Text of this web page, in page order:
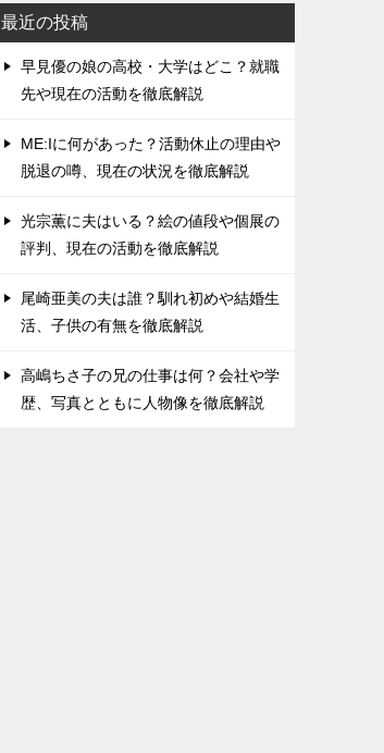
最近の投稿
早見優の娘の高校・大学はどこ？就職
先や現在の活動を徹底解説
ME:Iに何があった？活動休止の理由や
脱退の噂、現在の状況を徹底解説
光宗薫に夫はいる？絵の値段や個展の
評判、現在の活動を徹底解説
尾崎亜美の夫は誰？馴れ初めや結婚生
活、子供の有無を徹底解説
高嶋ちさ子の兄の仕事は何？会社や学
歴、写真とともに人物像を徹底解説